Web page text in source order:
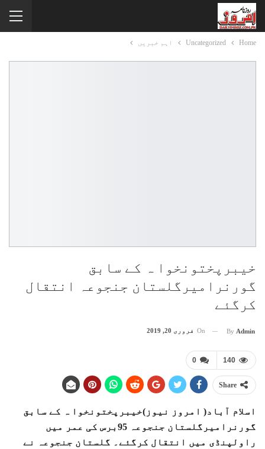
Home
Uncategorized اہم خبریں
خیبرپختونخوا ہ کے سابق
گورنرامیرگلستان جنجوعہ انتقال
کرگئے
By Admin
On فروری 20, 2019
0 140
Share
اسلام آباد( امروز نیوز)خیبرپختونخوا ہ کے سابق
گورنرامیرگلستان جنجوعہ 95برس کی عمر میں
راولپنڈی میں انتقال کرگئے۔ گلستان جنجوعہ نے